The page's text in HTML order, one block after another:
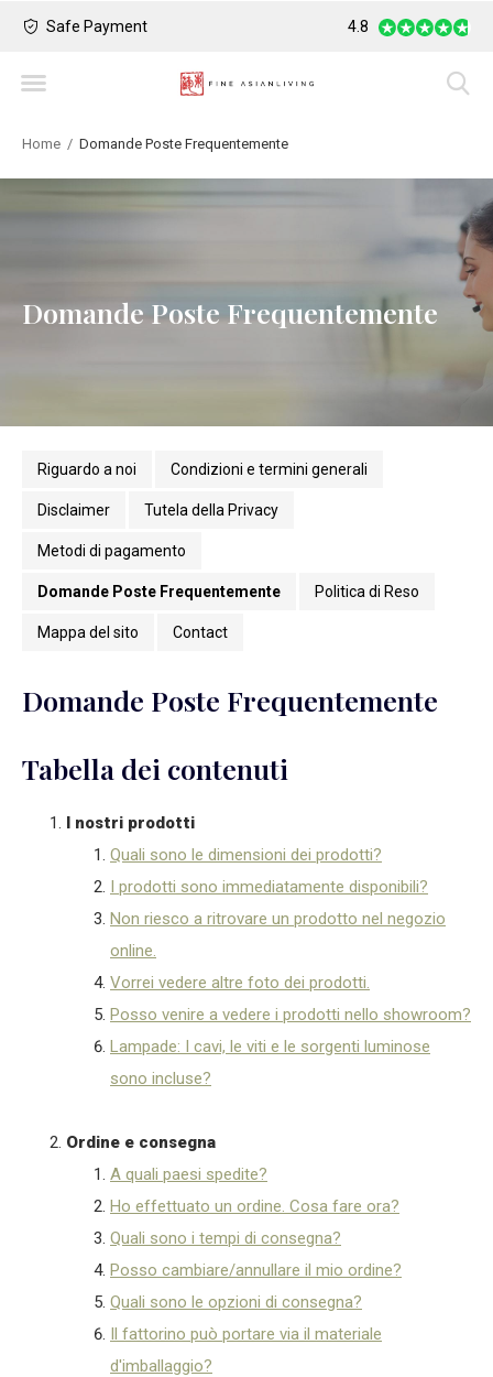
Safe Payment Largest Collection
4.8
Home Domande Poste Frequentemente
Domande Poste Frequentemente
Riguardo a noi Condizioni e termini generali
Disclaimer Tutela della Privacy
Metodi di pagamento
Domande Poste Frequentemente Politica di Reso
Mappa del sito Contact
Domande Poste Frequentemente
Tabella dei contenuti
I nostri prodotti
Quali sono le dimensioni dei prodotti?
I prodotti sono immediatamente disponibili?
Non riesco a ritrovare un prodotto nel negozio
online.
Vorrei vedere altre foto dei prodotti.
Posso venire a vedere i prodotti nello showroom?
Lampade: I cavi, le viti e le sorgenti luminose
sono incluse?
Ordine e consegna
A quali paesi spedite?
Ho effettuato un ordine. Cosa fare ora?
Quali sono i tempi di consegna?
Posso cambiare/annullare il mio ordine?
Quali sono le opzioni di consegna?
Il fattorino può portare via il materiale
d'imballaggio?